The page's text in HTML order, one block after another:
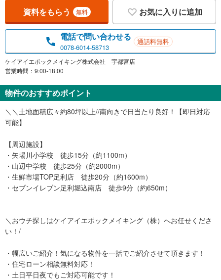
資料をもらう 無料 お気に入りに追加
電話で問い合わせる
0078-6014-58713
通話料無料
ケイアイエポックメイキング株式会社 宇都宮店
営業時間：9:00-18:00
物件のおすすめポイント
＼＼土地面積広々約80坪以上//南向きで日当たり良好！【即日対応
可能】
【周辺施設】
・矢場川小学校 徒歩15分（約1100m）
・山辺中学校 徒歩25分（約2000m）
・生鮮市場TOP足利店 徒歩20分（約1600m）
・セブンイレブン足利堀込南店 徒歩9分（約650m）
＼おウチ探しはケイアイエポックメイキング（株）へお任せくださ
い！/
・幅広いご紹介！気になる物件を一括でご紹介させて頂きます！
・住宅ローン相談無料対応！
・土日平日夜でもご対応可能です！